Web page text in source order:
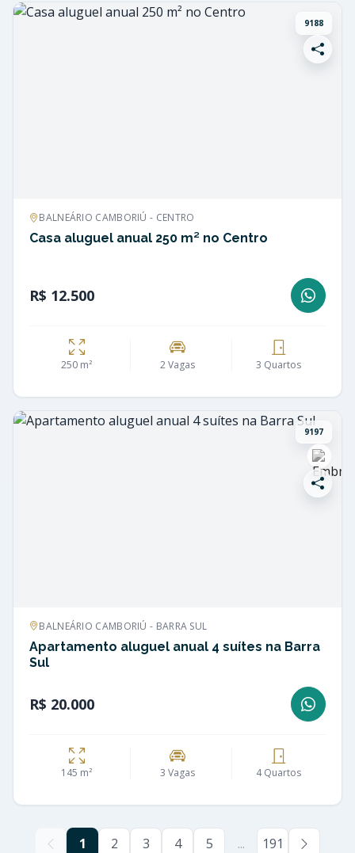
9188
BALNEÁRIO CAMBORIÚ - CENTRO
Casa aluguel anual 250 m² no Centro
R$ 12.500
250 m² 2 Vagas 3 Quartos
9197
BALNEÁRIO CAMBORIÚ - BARRA SUL
Apartamento aluguel anual 4 suítes na Barra
Sul
R$ 20.000
145 m² 3 Vagas 4 Quartos
1 2 3 4 5 ... 191